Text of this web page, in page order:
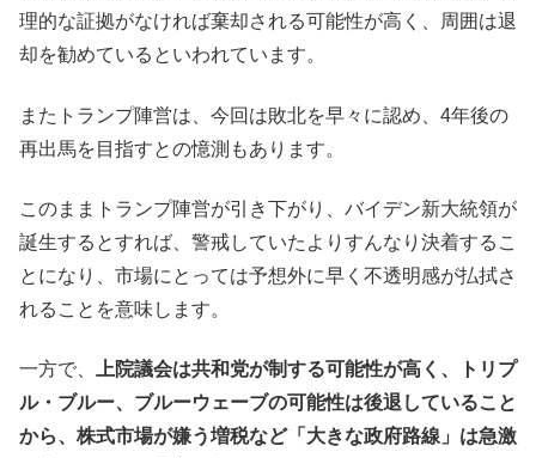
理的な証拠がなければ棄却される可能性が高く、周囲は退
却を勧めているといわれています。
またトランプ陣営は、今回は敗北を早々に認め、4年後の
再出馬を目指すとの憶測もあります。
このままトランプ陣営が引き下がり、バイデン新大統領が
誕生するとすれば、警戒していたよりすんなり決着するこ
とになり、市場にとっては予想外に早く不透明感が払拭さ
れることを意味します。
一方で、
上院議会は共和党が制する可能性が高く、トリプ
ル・ブルー、ブルーウェーブの可能性は後退していること
から、株式市場が嫌う増税など「大きな政府路線」は急激